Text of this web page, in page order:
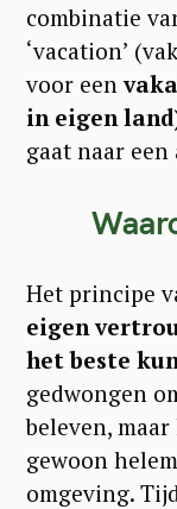
combinatie
‘vacation’
voor een
in eigen
gaat naar
Het principe
eigen
het beste
gedwongen
beleven,
gewoon
omgeving.